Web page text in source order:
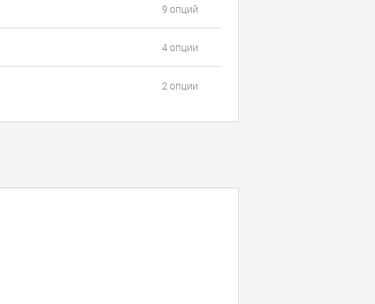
9 опций
4 опции
2 опции